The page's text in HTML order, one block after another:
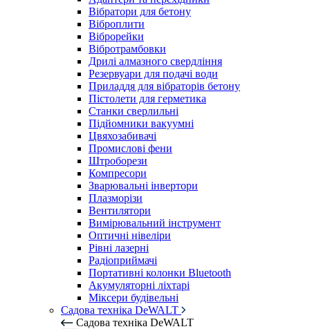
Вібратори для бетону
Віброплити
Віброрейки
Вібротрамбовки
Дрилі алмазного свердління
Резервуари для подачі води
Приладдя для вібраторів бетону
Пістолети для герметика
Станки сверлильні
Підйомники вакуумні
Цвяхозабивачі
Промислові фени
Штроборези
Компресори
Зварювальні інвертори
Плазморізи
Вентилятори
Вимірювальний інструмент
Оптичні нівеліри
Рівні лазерні
Радіоприймачі
Портативні колонки Bluetooth
Акумуляторні ліхтарі
Міксери будівельні
Садова техніка DeWALT
Садова техніка DeWALT